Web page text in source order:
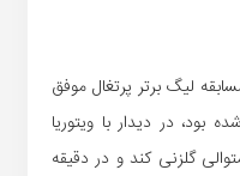
طارمی که پیش از این در ۱۴ مسابقه لیگ برتر پرتغال موفق
بود، در دیدار با ویتوریا
گلزنی کند و در دقیقه